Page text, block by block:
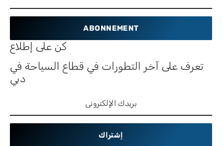
ABONNEMENT
كن على إطلاع
تعرف على آخر التطورات في قطاع السياحة في
دبي
إشتراك